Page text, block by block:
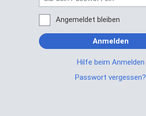
Angemeldet bleiben
Anmelden
Hilfe beim Anmelden
Passwort vergessen?